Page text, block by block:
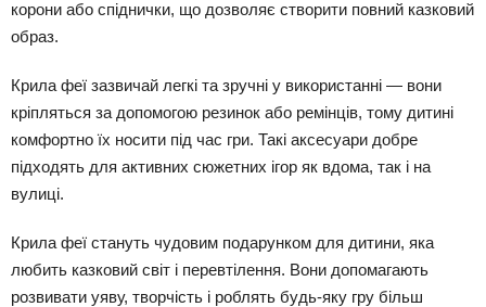
корони або спіднички, що дозволяє створити повний казковий
образ.
Крила феї зазвичай легкі та зручні у використанні — вони
кріпляться за допомогою резинок або ремінців, тому дитині
комфортно їх носити під час гри. Такі аксесуари добре
підходять для активних сюжетних ігор як вдома, так і на
вулиці.
Крила феї стануть чудовим подарунком для дитини, яка
любить казковий світ і перевтілення. Вони допомагають
розвивати уяву, творчість і роблять будь-яку гру більш